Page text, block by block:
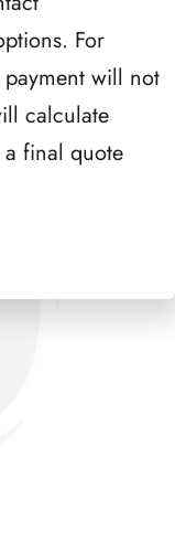
For
will not
calculate
final quote